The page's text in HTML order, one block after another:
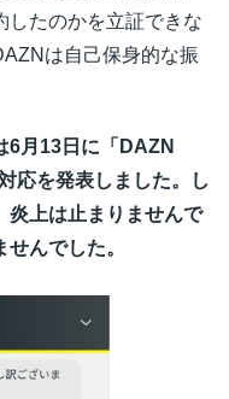
したのかを立証できな
は自己保身的な振
6月13日に「DAZN
応を発表しました。し
炎上は止まりませんで
んでした。